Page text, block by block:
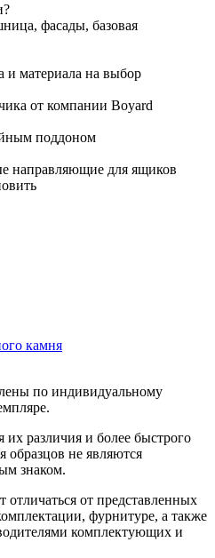
фасады, базовая
и материала на выбор
от компании Boyard
поддоном
направляющие для ящиков
камня
по индивидуальному
различия и более быстрого
образцов не являются
знаком.
отличаться от представленных
фурнитуре, а также
комплектующих и